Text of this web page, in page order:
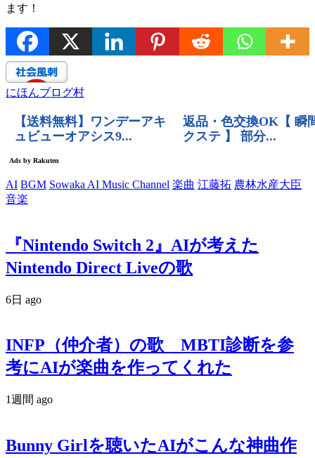
ます！
にほんブログ村
AI BGM Sowaka AI Music Channel 楽曲 江藤拓 農林水産大臣
音楽
『Nintendo Switch 2』AIが考えた
Nintendo Direct Liveの歌
6日 ago
INFP（仲介者）の歌 MBTI診断を参
考にAIが楽曲を作ってくれた
1週間 ago
Bunny Girlを聴いたAIがこんな神曲作